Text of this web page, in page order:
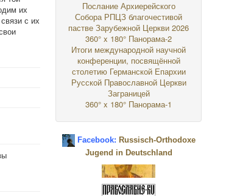
их
с их
Послание Архиерейского
Собора РПЦЗ благочестивой
пастве Зарубежной Церкви 2026
360° x 180° Панорама-2
Итоги международной научной
конференции, посвящённой
столетию Германской Епархии
Русской Православной Церкви
Заграницей
360° x 180° Панорама-1
Facebook: Russisch-Orthodoxe
Jugend in Deutschland